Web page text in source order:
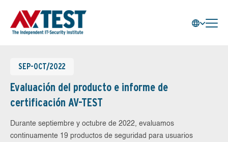
SEP-OCT/2022
Evaluación del producto e informe de
certificación AV-TEST
Durante septiembre y octubre de 2022, evaluamos
continuamente 19 productos de seguridad para usuarios